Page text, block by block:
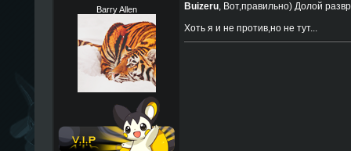
Barry Allen Buizeru, Вот,правильно) Долой
Хоть я и не против,но не тут...